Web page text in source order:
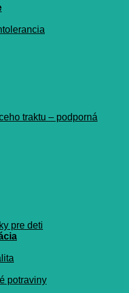
traktu – podporná
pre deti
potraviny